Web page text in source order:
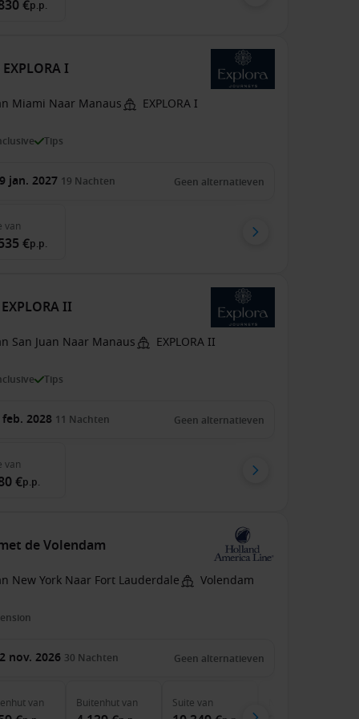
€p.p.
I
Miami Naar Manaus EXPLORA I
Tips
jan. 2027 19 Nachten Geen alternatieven
van
€p.p.
II
San Juan Naar Manaus EXPLORA II
Tips
feb. 2028 11 Nachten Geen alternatieven
van
€p.p.
de Volendam
New York Naar Fort Lauderdale Volendam
nov. 2026 30 Nachten Geen alternatieven
van Buitenhutvan Suite van